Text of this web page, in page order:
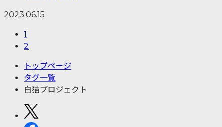
2023.06.15
1
2
トップページ
タグ一覧
白猫プロジェクト